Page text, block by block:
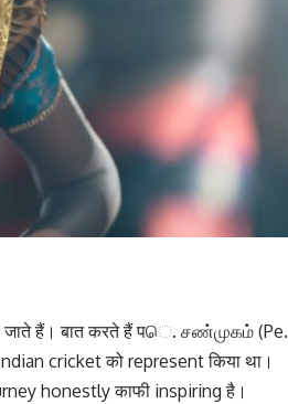
जाते हैं। बात करते हैं पெ. சண்முகம் (Pe.
cricket को represent किया था।
honestly काफी inspiring है।